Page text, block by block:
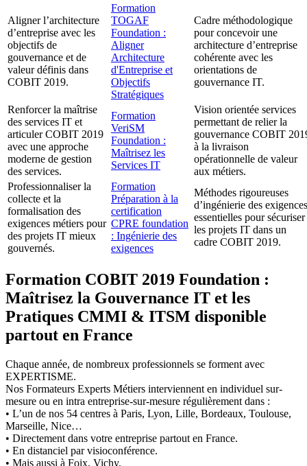
Aligner l’architecture
d’entreprise avec les
objectifs de
gouvernance et de
valeur définis dans
COBIT 2019.
Formation
TOGAF
Foundation :
Aligner
Architecture
d'Entreprise et
Objectifs
Stratégiques
Cadre méthodologique
pour concevoir une
architecture d’entreprise
cohérente avec les
orientations de
gouvernance IT.
Renforcer la maîtrise
des services IT et
articuler COBIT 2019
avec une approche
moderne de gestion
des services.
Formation
VeriSM
Foundation :
Maîtrisez les
Services IT
Vision orientée services
permettant de relier la
gouvernance COBIT
à la livraison
opérationnelle de valeur
aux métiers.
Professionnaliser la
collecte et la
formalisation des
exigences métiers pour
des projets IT mieux
gouvernés.
Formation
Préparation à la
certification
CPRE foundation
: Ingénierie des
exigences
Méthodes rigoureuses
d’ingénierie des
essentielles pour sécuriser
les projets IT dans un
cadre COBIT 2019.
Formation COBIT 2019 Foundation :
Maîtrisez la Gouvernance IT et les
Pratiques CMMI & ITSM disponible
partout en France
Chaque année, de nombreux professionnels se forment avec
EXPERTISME.
Nos Formateurs Experts Métiers interviennent en individuel sur-
mesure ou en intra entreprise-sur-mesure régulièrement dans :
• L’un de nos 54 centres à Paris, Lyon, Lille, Bordeaux, Toulouse,
Marseille, Nice…
• Directement dans votre entreprise partout en France.
• En distanciel par visioconférence.
• Mais aussi à Foix, Vichy.